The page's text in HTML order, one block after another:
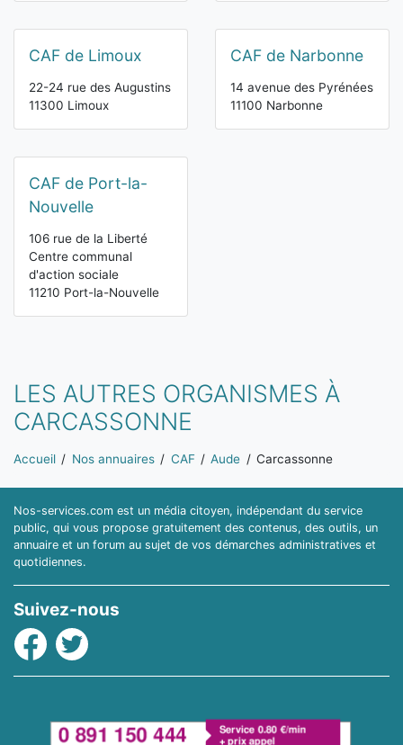
CAF de Limoux
22-24 rue des Augustins
11300 Limoux
CAF de Narbonne
14 avenue des Pyrénées
11100 Narbonne
CAF de Port-la-
Nouvelle
106 rue de la Liberté
Centre communal
d'action sociale
11210 Port-la-Nouvelle
LES AUTRES ORGANISMES À
CARCASSONNE
Vous êtes ici:
Accueil Nos annuaires CAF Aude Carcassonne
Nos-services.com est un média citoyen, indépendant du service
public, qui vous propose gratuitement des contenus, des outils, un
annuaire et un forum au sujet de vos démarches administratives et
quotidiennes.
Suivez-nous
Facebook
Twitter